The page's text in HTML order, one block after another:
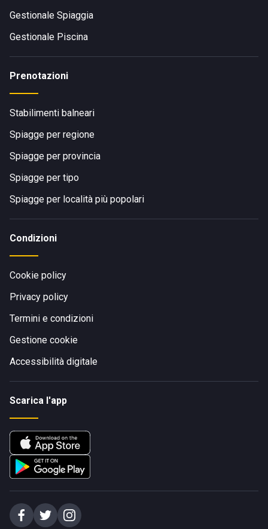
Gestionale Spiaggia
Gestionale Piscina
Prenotazioni
Stabilimenti balneari
Spiagge per regione
Spiagge per provincia
Spiagge per tipo
Spiagge per località più popolari
Condizioni
Cookie policy
Privacy policy
Termini e condizioni
Gestione cookie
Accessibilità digitale
Scarica l'app